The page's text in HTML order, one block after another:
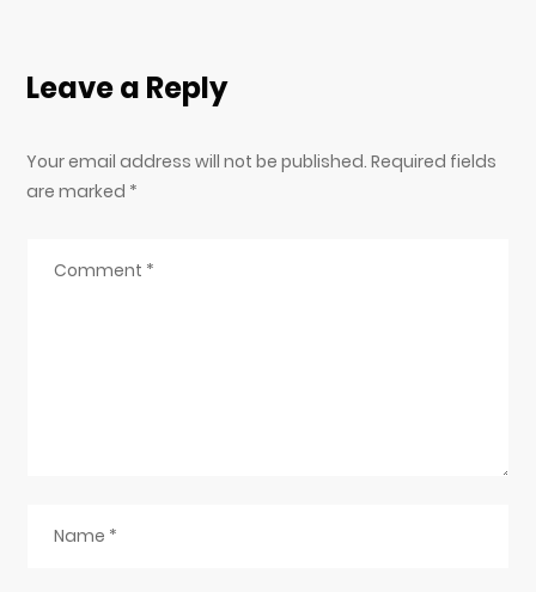
Leave a Reply
Your email address will not be published. Required fields
are marked *